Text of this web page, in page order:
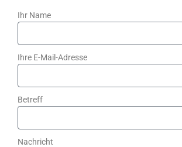
Ihr Name
Ihre E-Mail-Adresse
Betreff
Nachricht